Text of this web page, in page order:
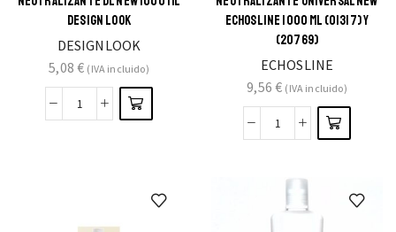
DESIGN LOOK
DESIGNLOOK
5,08€ (IVA incluido)
ECHOSLINE 1000 ML (01317) Y
(20769)
ECHOSLINE
9,56€ (IVA incluido)